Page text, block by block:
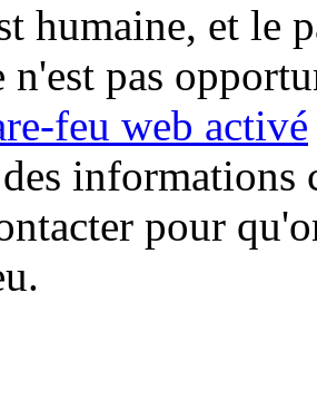
humaine, et le
n'est pas
feu web activé
informations
pour